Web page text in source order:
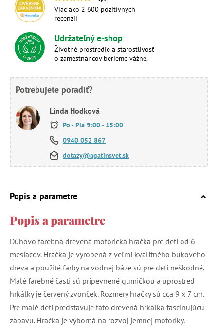
Viac ako 2 600 pozitívnych
recenzií
Udržateľný e-shop
Životné prostredie a starostlivosť
o zamestnancov berieme vážne.
Potrebujete poradiť?
Linda Hodková
Po - Pia 9:00 - 15:00
0940 052 867
dotazy@agatinsvet.sk
Popis a parametre
Popis a parametre
Dúhovo farebná drevená motorická hračka pre deti od 6
mesiacov. Hračka je vyrobená z veľmi kvalitného bukového
dreva a použité farby na vodnej báze sú pre deti neškodné.
Malé farebné časti sú pripevnené gumičkou a uprostred
hrkálky je červený zvonček. Rozmery hračky sú cca 9 x 7 cm.
Pre malé deti predstavuje táto drevená hrkálka fascinujúcu
zábavu. Hračka je výborná na rozvoj jemnej motoriky.